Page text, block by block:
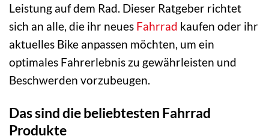
Leistung auf dem Rad. Dieser Ratgeber richtet
sich an alle, die ihr neues Fahrrad kaufen oder ihr
aktuelles Bike anpassen möchten, um ein
optimales Fahrerlebnis zu gewährleisten und
Beschwerden vorzubeugen.
Das sind die beliebtesten Fahrrad
Produkte